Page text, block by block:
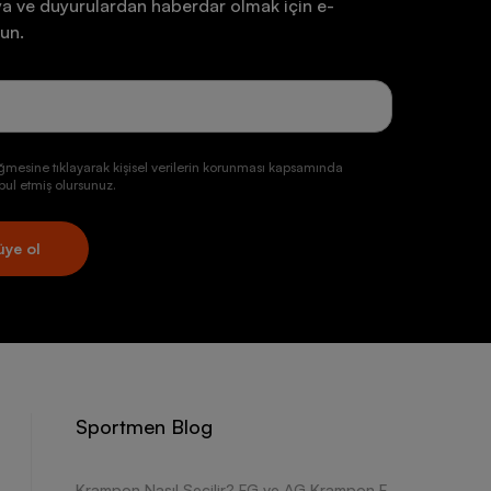
ve duyurulardan haberdar olmak için e-
tıklayarak kişisel verilerin korunması kapsamında
etmiş olursunuz.
ol
Sportmen Blog